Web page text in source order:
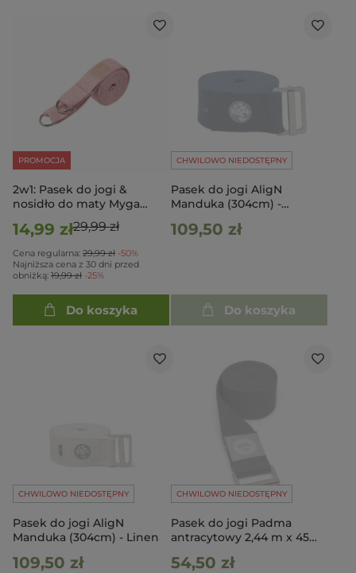
PROMOCJA
2w1: Pasek do jogi &
nosidło do maty Myga
Pudrowy Różowy
14,99 zł29,99 zł
Cena regularna: 29,99 zł -50%
Najniższa cena z 30 dni przed
obniżką: 19,99 zł -25%
Do koszyka
CHWILOWO NIEDOSTĘPNY
Pasek do jogi AligN
Manduka (304cm) -
109,50 zł
Do koszyka
CHWILOWO NIEDOSTĘPNY
Pasek do jogi AligN
Manduka (304cm) - Linen
109,50 zł
CHWILOWO NIEDOSTĘPNY
Pasek do jogi Padma
antracytowy 2,44 m x 45
54,50 zł